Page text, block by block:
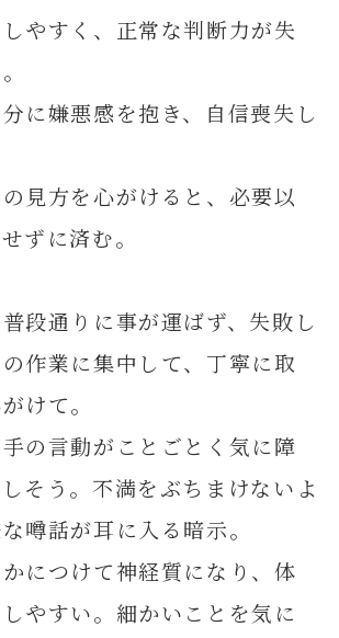
やすく、正常な判断力が失
に嫌悪感を抱き、自信喪失し
見方を心がけると、必要以
ずに済む。
段通りに事が運ばず、失敗し
作業に集中して、丁寧に取
けて。
の言動がことごとく気に障
そう。不満をぶちまけないよ
噂話が耳に入る暗示。
につけて神経質になり、体
やすい。細かいことを気に